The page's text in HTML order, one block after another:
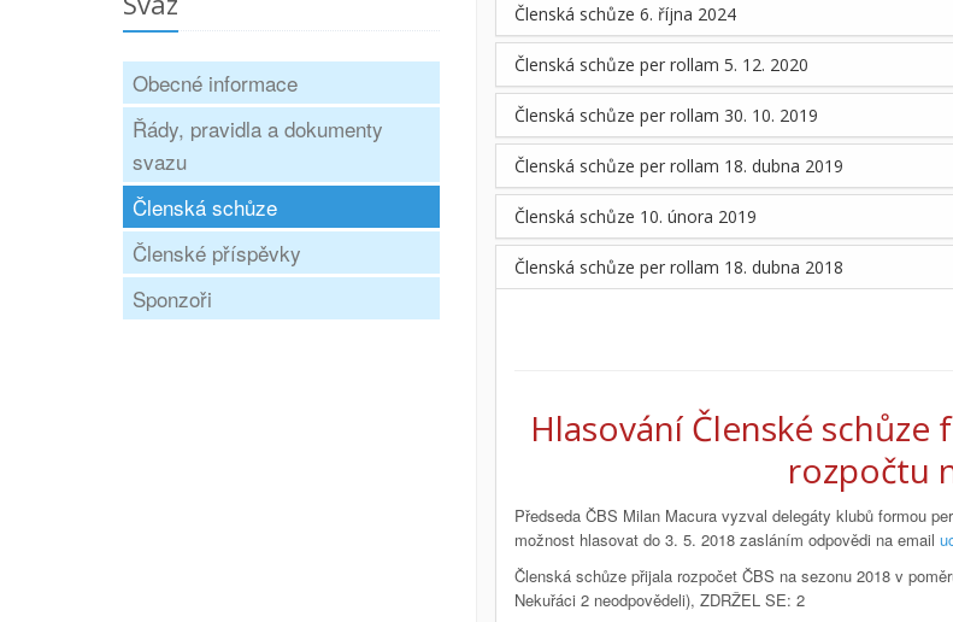
Obecné informace
Řády, pravidla a dokumenty
svazu
Členská schůze
Členské příspěvky
Sponzoři
Členská schůze 6. října 2024
Členská schůze per rollam 5. 12. 2020
Členská schůze per rollam 30. 10. 2019
Členská schůze per rollam 18. dubna 2019
Členská schůze 10. února 2019
Členská schůze per rollam 18. dubna 2018
Hlasování Členské
rozpočtu
Předseda ČBS Milan Macura vyzval delegáty klubů formou
možnost hlasovat do 3. 5. 2018 zasláním odpovědi na email
Členská schůze přijala rozpočet ČBS na sezonu 2018 v
Nekuřáci 2 neodpovědeli), ZDRŽEL SE: 2